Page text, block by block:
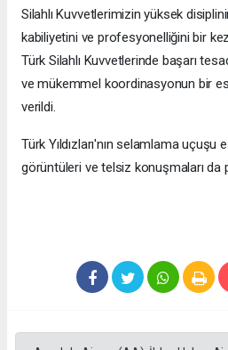
Silahlı Kuvvetlerimizin yüksek
kabiliyetini ve profesyonelliğini bir
Türk Silahlı Kuvvetlerinde başarı
ve mükemmel koordinasyonun bir
verildi.
Türk Yıldızları'nın selamlama uçuşu
görüntüleri ve telsiz konuşmaları da